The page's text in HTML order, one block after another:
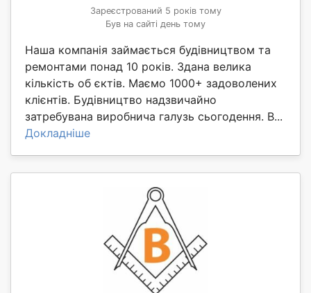
Зареєстрований 5 років тому
Був на сайті день тому
Наша компанія займається будівництвом та
ремонтами понад 10 років. Здана велика
кількість об єктів. Маємо 1000+ задоволених
клієнтів. Будівництво надзвичайно
затребувана виробнича галузь сьогодення. В...
Докладніше